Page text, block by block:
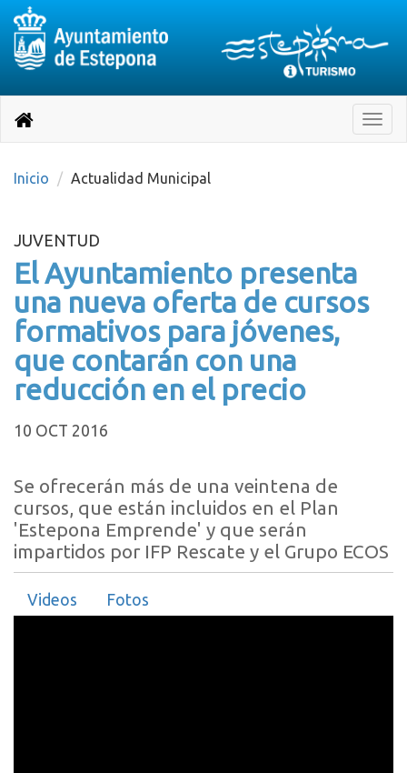
página
Toggle
Destino:
Volver
inicio
Inicio Actualidad Municipal
JUVENTUD
El Ayuntamiento presenta
una nueva oferta de cursos
formativos para jóvenes,
que contarán con una
reducción en el precio
10 OCT 2016
Se ofrecerán más de una veintena de
cursos, que están incluidos en el Plan
'Estepona Emprende' y que serán
impartidos por IFP Rescate y el Grupo ECOS
Videos Fotos